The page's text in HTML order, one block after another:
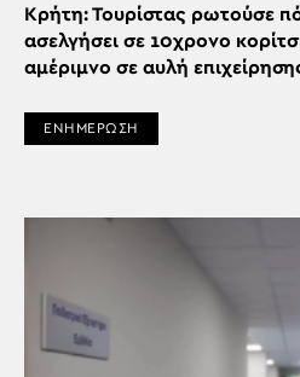
Κρήτη: Τουρίστας ρωτούσε
ασελγήσει σε 10χρονο
αμέριμνο σε αυλή
ΕΝΗΜΕΡΩΣΗ